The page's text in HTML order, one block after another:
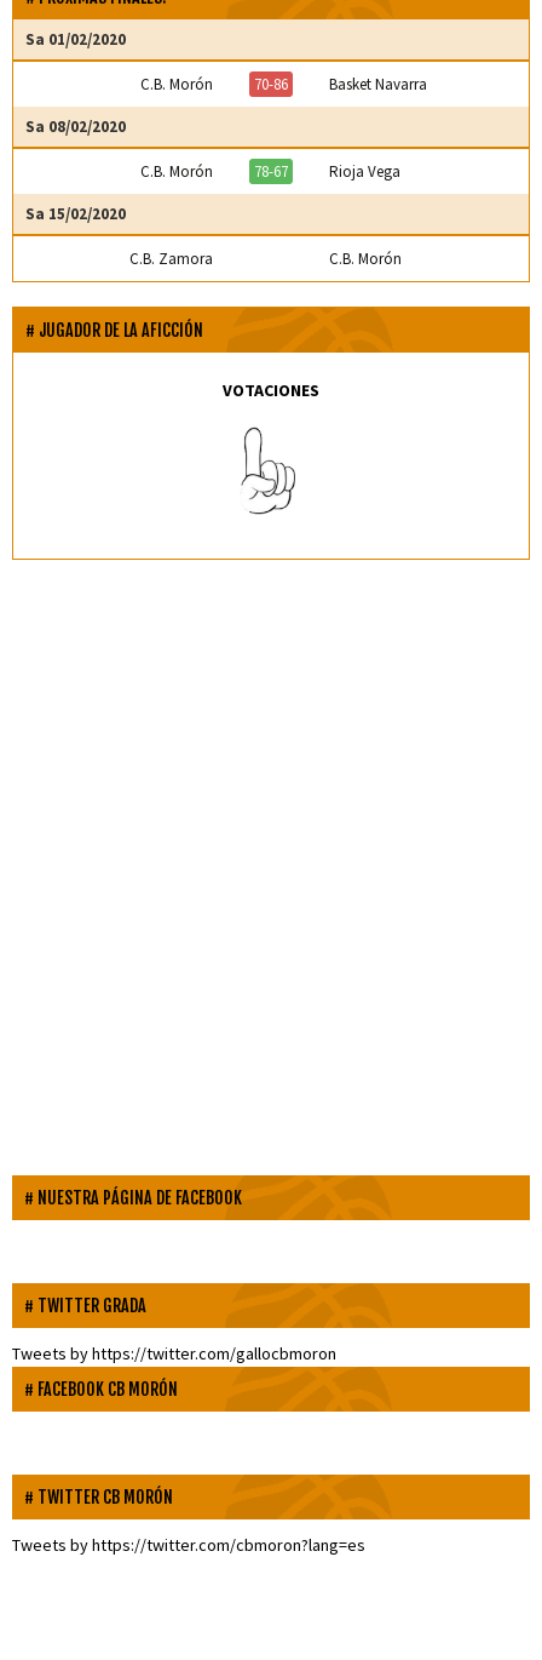
Sa 01/02/2020
C.B. Morón 70-86 Basket Navarra
Sa 08/02/2020
C.B. Morón 78-67 Rioja Vega
Sa 15/02/2020
C.B. Zamora C.B. Morón
JUGADOR DE LA AFICCIÓN
VOTACIONES
NUESTRA PÁGINA DE FACEBOOK
TWITTER GRADA
Tweets by https://twitter.com/gallocbmoron
FACEBOOK CB MORÓN
TWITTER CB MORÓN
Tweets by https://twitter.com/cbmoron?lang=es